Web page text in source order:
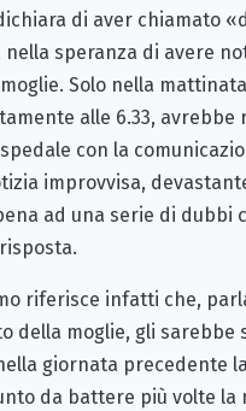
di aver chiamato
speranza di avere
Solo nella mattinata
alle 6.33, avrebbe
con la
improvvisa,
ad una serie di dubbi
riferisce infatti che,
della moglie, gli sarebbe
giornata precedente
da battere più volte la